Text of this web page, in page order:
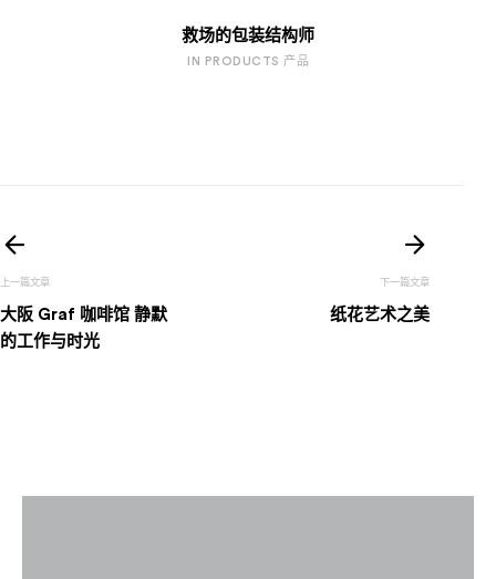
救场的包装结构师
IN PRODUCTS 产品
大阪 Graf 咖啡馆 静默
的工作与时光
纸花艺术之美